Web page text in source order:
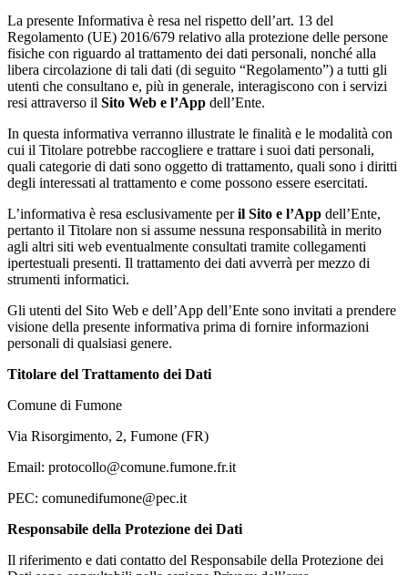
La presente Informativa è resa nel rispetto dell’art. 13 del
Regolamento (UE) 2016/679 relativo alla protezione delle persone
fisiche con riguardo al trattamento dei dati personali, nonché alla
libera circolazione di tali dati (di seguito “Regolamento”) a tutti gli
utenti che consultano e, più in generale, interagiscono con i servizi
resi attraverso il Sito Web e l’App dell’Ente.
In questa informativa verranno illustrate le finalità e le modalità con
cui il Titolare potrebbe raccogliere e trattare i suoi dati personali,
quali categorie di dati sono oggetto di trattamento, quali sono i diritti
degli interessati al trattamento e come possono essere esercitati.
L’informativa è resa esclusivamente peril Sito e l’App dell’Ente,
pertanto il Titolare non si assume nessuna responsabilità in merito
agli altri siti web eventualmente consultati tramite collegamenti
ipertestuali presenti. Il trattamento dei dati avverrà per mezzo di
strumenti informatici.
Gli utenti del Sito Web e dell’App dell’Ente sono invitati a prendere
visione della presente informativa prima di fornire informazioni
personali di qualsiasi genere.
Titolare del Trattamento dei Dati
Comune di Fumone
Via Risorgimento, 2, Fumone (FR)
Email: protocollo@comune.fumone.fr.it
PEC: comunedifumone@pec.it
Responsabile della Protezione dei Dati
Il riferimento e dati contatto del Responsabile della Protezione dei